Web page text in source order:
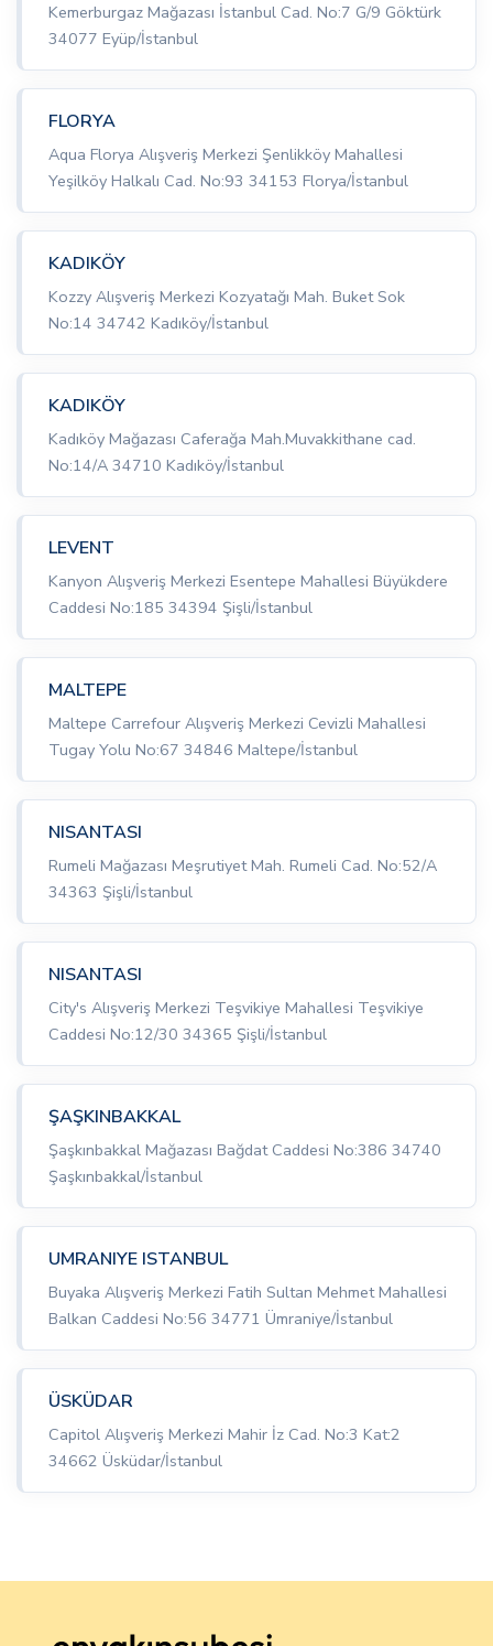
Kemerburgaz Mağazası İstanbul Cad. No:7 G/9 Göktürk
34077 Eyüp/İstanbul
FLORYA
Aqua Florya Alışveriş Merkezi Şenlikköy Mahallesi
Yeşilköy Halkalı Cad. No:93 34153 Florya/İstanbul
KADIKÖY
Kozzy Alışveriş Merkezi Kozyatağı Mah. Buket Sok
No:14 34742 Kadıköy/İstanbul
KADIKÖY
Kadıköy Mağazası Caferağa Mah.Muvakkithane cad.
No:14/A 34710 Kadıköy/İstanbul
LEVENT
Kanyon Alışveriş Merkezi Esentepe Mahallesi Büyükdere
Caddesi No:185 34394 Şişli/İstanbul
MALTEPE
Maltepe Carrefour Alışveriş Merkezi Cevizli Mahallesi
Tugay Yolu No:67 34846 Maltepe/İstanbul
NISANTASI
Rumeli Mağazası Meşrutiyet Mah. Rumeli Cad. No:52/A
34363 Şişli/İstanbul
NISANTASI
City's Alışveriş Merkezi Teşvikiye Mahallesi Teşvikiye
Caddesi No:12/30 34365 Şişli/İstanbul
ŞAŞKINBAKKAL
Şaşkınbakkal Mağazası Bağdat Caddesi No:386 34740
Şaşkınbakkal/İstanbul
UMRANIYE ISTANBUL
Buyaka Alışveriş Merkezi Fatih Sultan Mehmet Mahallesi
Balkan Caddesi No:56 34771 Ümraniye/İstanbul
ÜSKÜDAR
Capitol Alışveriş Merkezi Mahir İz Cad. No:3 Kat:2
34662 Üsküdar/İstanbul